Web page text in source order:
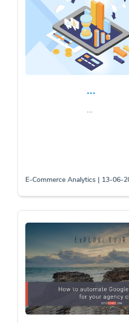
...
...
E-Commerce Analytics | 13-06-